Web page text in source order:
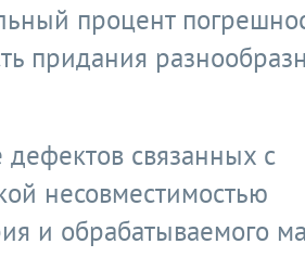
процент
придания
связанных с
несовместимостью
и обрабатываемого